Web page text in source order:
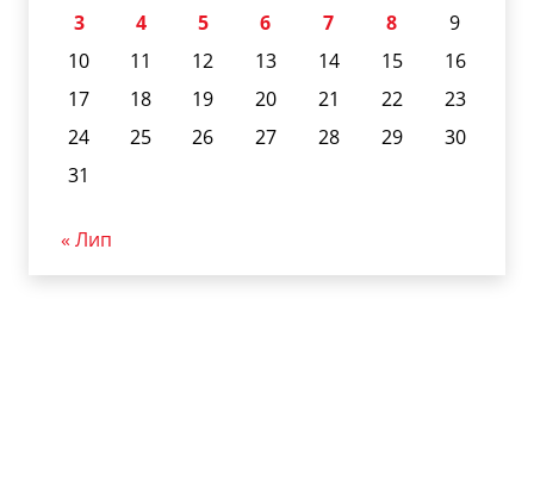
3
4 5 6 7 8
9
10
11 12 13 14 15
16
17
18 19 20 21 22
23
24
25 26 27 28 29
30
31
« Лип